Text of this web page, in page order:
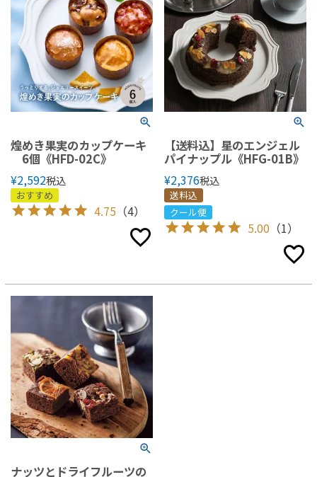
煌めき果実のカップケーキ
6個《HFD-02C》
¥2,592税込
おすすめ
4.75 （4）
【送料込】星のエンジェル
パイナップル《HFG-01B》
¥2,376税込
送料込
クール便
5.00 （1）
ナッツとドライフルーツの